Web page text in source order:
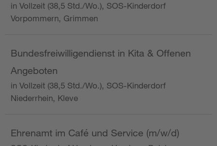
in Vollzeit (38,5 Std./Wo.), SOS-Kinderdorf
Vorpommern, Grimmen
Bundesfreiwilligendienst in Kita & Offenen
Angeboten
in Vollzeit (38,5 Std./Wo.), SOS-Kinderdorf
Niederrhein, Kleve
Ehrenamt im Café und Service (m/w/d)